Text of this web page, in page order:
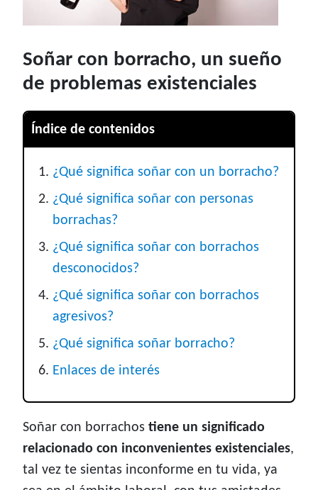
Soñar con borracho, un sueño
de problemas existenciales
Índice de contenidos
¿Qué significa soñar con un borracho?
¿Qué significa soñar con personas
borrachas?
¿Qué significa soñar con borrachos
desconocidos?
¿Qué significa soñar con borrachos
agresivos?
¿Qué significa soñar borracho?
Enlaces de interés
Soñar con borrachos tiene un significado
relacionado con inconvenientes existenciales,
tal vez te sientas inconforme en tu vida, ya